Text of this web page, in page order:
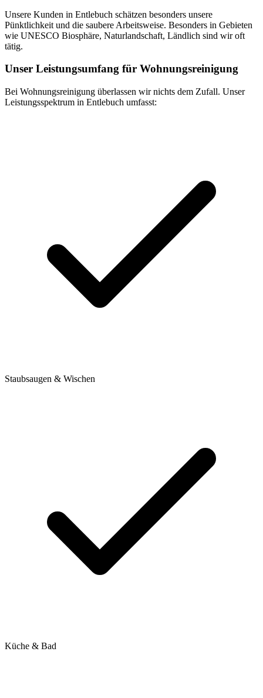
Unsere Kunden in Entlebuch schätzen besonders unsere
Pünktlichkeit und die saubere Arbeitsweise. Besonders in Gebieten
wie UNESCO Biosphäre, Naturlandschaft, Ländlich sind wir oft
tätig.
Unser Leistungsumfang für Wohnungsreinigung
Bei Wohnungsreinigung überlassen wir nichts dem Zufall. Unser
Leistungsspektrum in Entlebuch umfasst:
Staubsaugen & Wischen
Küche & Bad